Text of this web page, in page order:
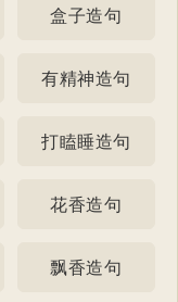
盒子造句
有精神造句
打瞌睡造句
花香造句
飘香造句